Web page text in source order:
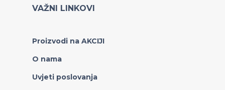
VAŽNI LINKOVI
Proizvodi na AKCIJI
O nama
Uvjeti poslovanja